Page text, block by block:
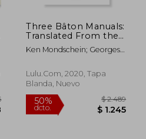
Three Bâton Manuals:
Translated From the
French With Some
Notes on Modern
Ken Mondschein; Georges
Lulu.Com, 2020, Tapa
Blanda, Nuevo